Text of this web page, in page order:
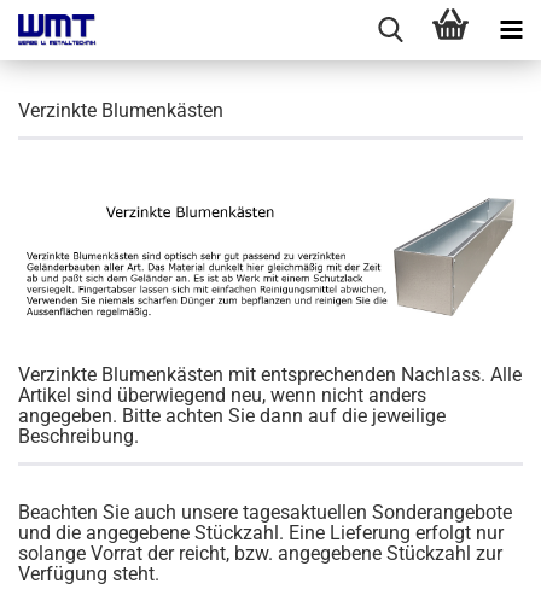
Verzinkte Blumenkästen
Verzinkte Blumenkästen mit entsprechenden Nachlass. Alle
Artikel sind überwiegend neu, wenn nicht anders
angegeben. Bitte achten Sie dann auf die jeweilige
Beschreibung.
Beachten Sie auch unsere tagesaktuellen Sonderangebote
und die angegebene Stückzahl. Eine Lieferung erfolgt nur
solange Vorrat der reicht, bzw. angegebene Stückzahl zur
Verfügung steht.